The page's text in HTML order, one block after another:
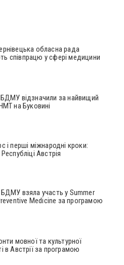
обласна рада
співпрацю у сфері медицини
відзначили за найвищий
на Буковині
і перші міжнародні кроки:
Австрія
взяла участь у Summer
Medicine за програмою
мовної та культурної
в Австрії за програмою